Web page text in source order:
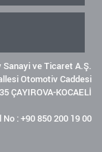
ve Ticaret A.Ş.
Otomotiv Caddesi
ÇAYIROVA-KOCAELİ
No : +90 850 200 19 00